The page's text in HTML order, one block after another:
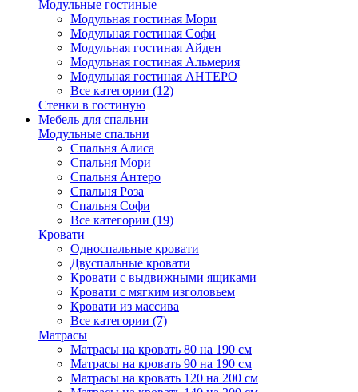
Модульные гостиные
Модульная гостиная Мори
Модульная гостиная Софи
Модульная гостиная Айден
Модульная гостиная Альмерия
Модульная гостиная АНТЕРО
Все категории (12)
Стенки в гостиную
Мебель для спальни
Модульные спальни
Спальня Алиса
Спальня Мори
Спальня Антеро
Спальня Роза
Спальня Софи
Все категории (19)
Кровати
Односпальные кровати
Двуспальные кровати
Кровати с выдвижными ящиками
Кровати с мягким изголовьем
Кровати из массива
Все категории (7)
Матрасы
Матрасы на кровать 80 на 190 см
Матрасы на кровать 90 на 190 см
Матрасы на кровать 120 на 200 см